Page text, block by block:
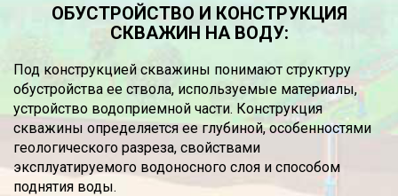
ОБУСТРОЙСТВО И КОНСТРУКЦИЯ
СКВАЖИН НА ВОДУ:
Под конструкцией скважины понимают структуру
обустройства ее ствола, используемые материалы,
устройство водоприемной части. Конструкция
скважины определяется ее глубиной, особенностями
геологического разреза, свойствами
эксплуатируемого водоносного слоя и способом
поднятия воды.